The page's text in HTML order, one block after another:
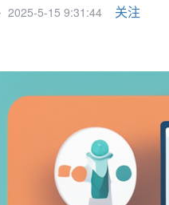
2025-5-15 9:31:44 关注